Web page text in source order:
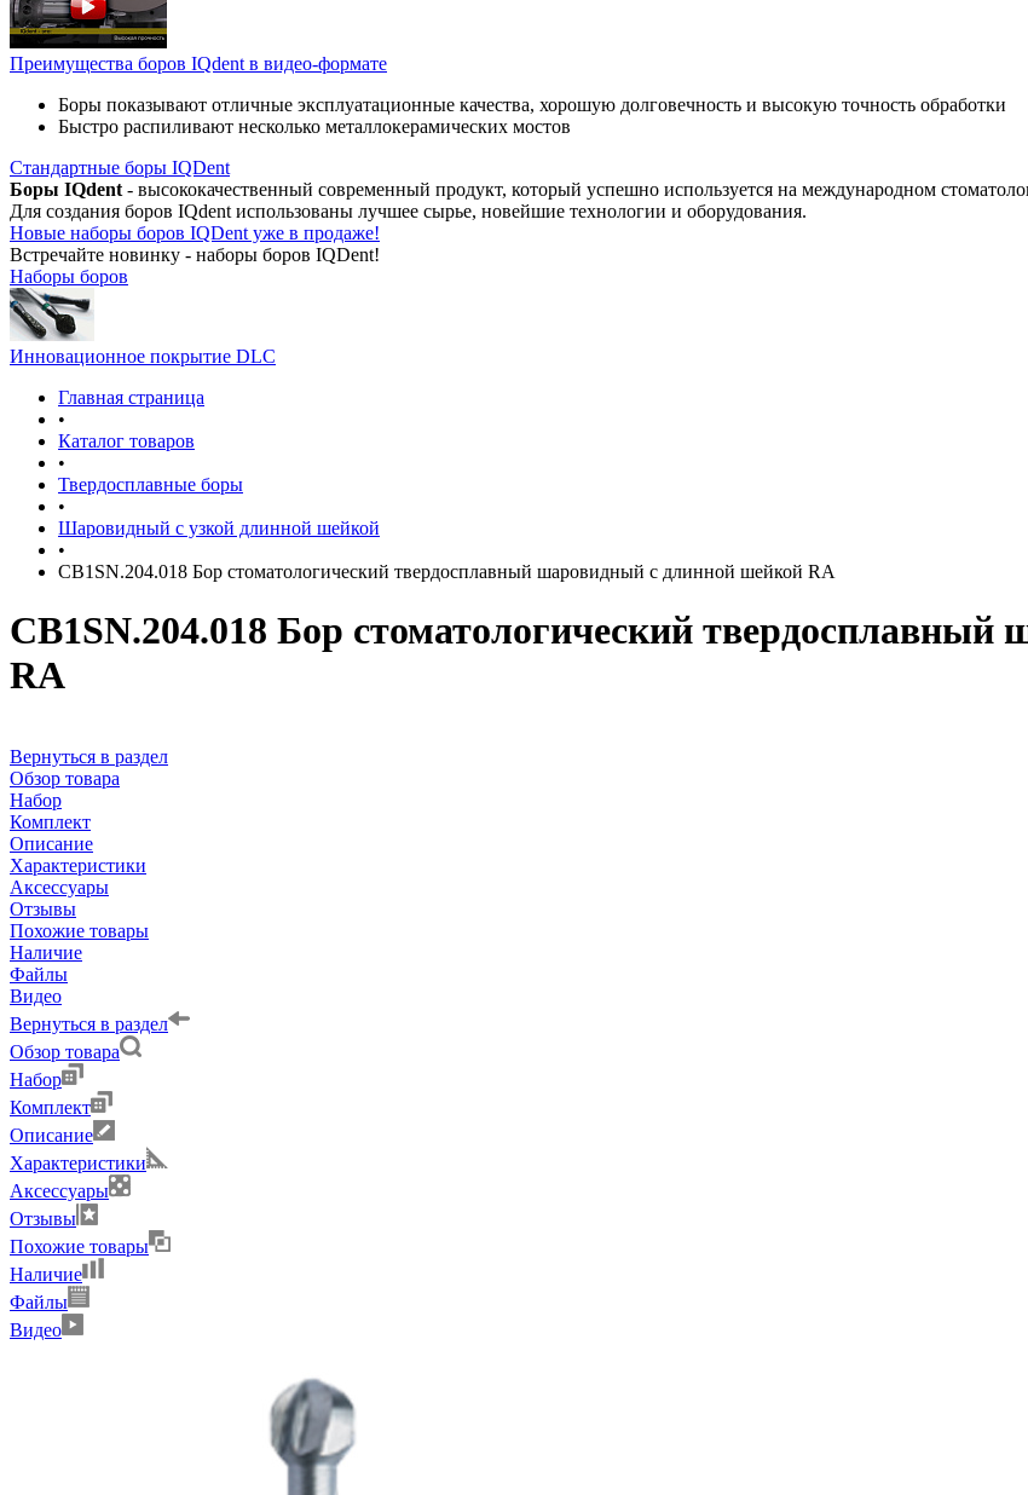
Преимущества боров IQdent в видео-формате
Боры показывают отличные эксплуатационные качества, хорошую долговечность и высокую точность обработки
Быстро распиливают несколько металлокерамических мостов
Стандартные боры IQDent
Боры IQdent - высококачественный современный продукт, который успешно используется на международном
Для создания боров IQdent использованы лучшее сырье, новейшие технологии и оборудования.
Новые наборы боров IQDent уже в продаже!
Встречайте новинку - наборы боров IQDent!
Наборы боров
Инновационное покрытие DLC
Главная страница
•
Каталог товаров
•
Твердосплавные боры
•
Шаровидный с узкой длинной шейкой
•
CB1SN.204.018 Бор стоматологический твердосплавный шаровидный с длинной шейкой RA
CB1SN.204.018 Бор стоматологический
RA
Вернуться в раздел
Обзор товара
Набор
Комплект
Описание
Характеристики
Аксессуары
Отзывы
Похожие товары
Наличие
Файлы
Видео
Вернуться в раздел
Обзор товара
Набор
Комплект
Описание
Характеристики
Аксессуары
Отзывы
Похожие товары
Наличие
Файлы
Видео